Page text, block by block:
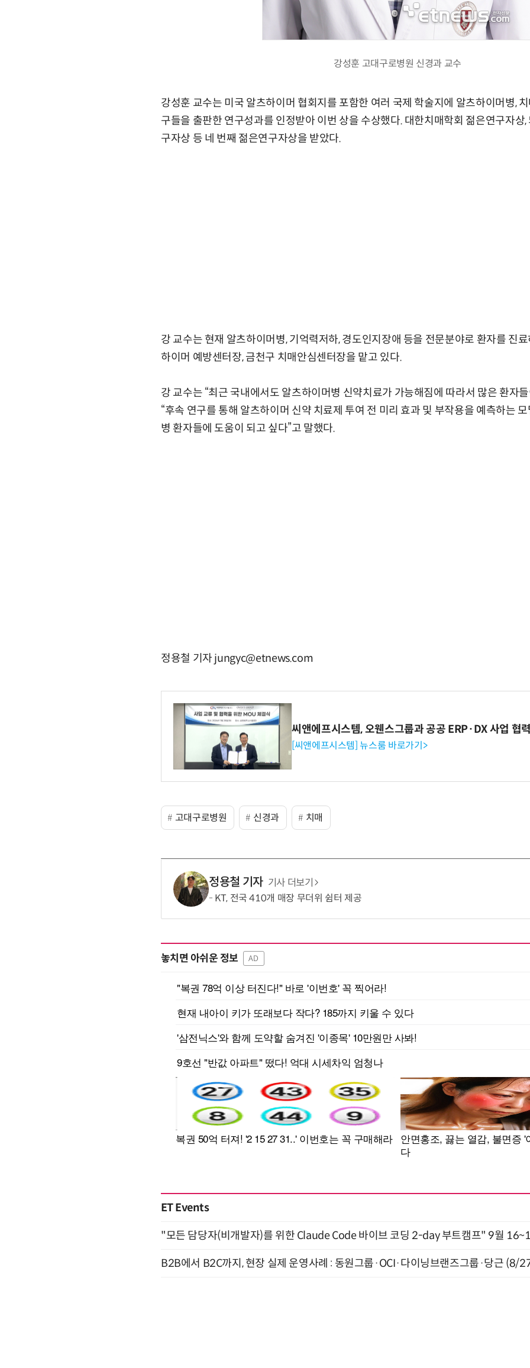
강성훈 고대구로병원 신경과 교수
강성훈 교수는 미국 알츠하이머 협회지를 포함한 여러 국제 학술지에 알츠하이머병,
구들을 출판한 연구성과를 인정받아 이번 상을 수상했다. 대한치매학회 젊은연구자상
구자상 등 네 번째 젊은연구자상을 받았다.
강 교수는 현재 알츠하이머병, 기억력저하, 경도인지장애 등을 전문분야로 환자를 진
하이머 예방센터장, 금천구 치매안심센터장을 맡고 있다.
강 교수는 “최근 국내에서도 알츠하이머병 신약치료가 가능해짐에 따라서 많은 환자
“후속 연구를 통해 알츠하이머 신약 치료제 투여 전 미리 효과 및 부작용을 예측하는
병 환자들에 도움이 되고 싶다”고 말했다.
정용철 기자 jungyc@etnews.com
씨앤에프시스템, 오웬스그룹과 공공 ERP·DX 사업 협
[씨앤에프시스템] 뉴스룸 바로가기>
고대구로병원 신경과 치매
정용철 기자 기사 더보기
KT, 전국 410개 매장 무더위 쉼터 제공
놓치면 아쉬운 정보 AD
ET Events
"모든 담당자(비개발자)를 위한 Claude Code 바이브 코딩 2-day 부트캠프" 9월
B2B에서 B2C까지, 현장 실제 운영사례 : 동원그룹·OCI·다이닝브랜즈그룹·당근 (8/